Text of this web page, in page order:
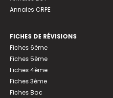
Annales CRPE
FICHES DE RÉVISIONS
Fiches 6ème
Fiches 5ème
Fiches 4ème
Fiches 3ème
Fiches Bac